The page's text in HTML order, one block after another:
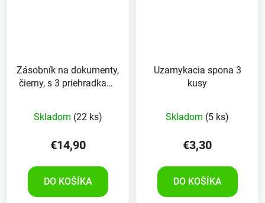
Zásobník na dokumenty,
čierny, s 3 priehradkami
Skladom (22 ks)
€14,90
DO KOŠÍKA
Uzamykacia spona 3
kusy
Skladom (5 ks)
€3,30
DO KOŠÍKA